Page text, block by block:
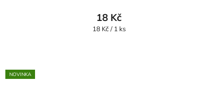
18 Kč
Měrná
18 Kč / 1 ks
NOVINKA